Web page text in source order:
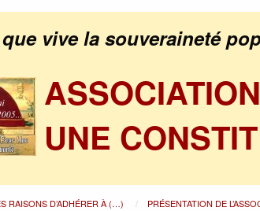
vive la souveraineté
UNE
RAISONS D’ADHÉRER À (…) PRÉSENTATION DE